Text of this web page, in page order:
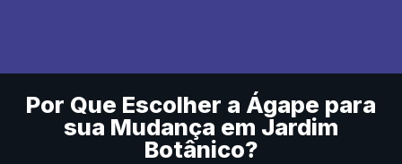
Por Que Escolher a Ágape para
sua Mudança em Jardim
Botânico?